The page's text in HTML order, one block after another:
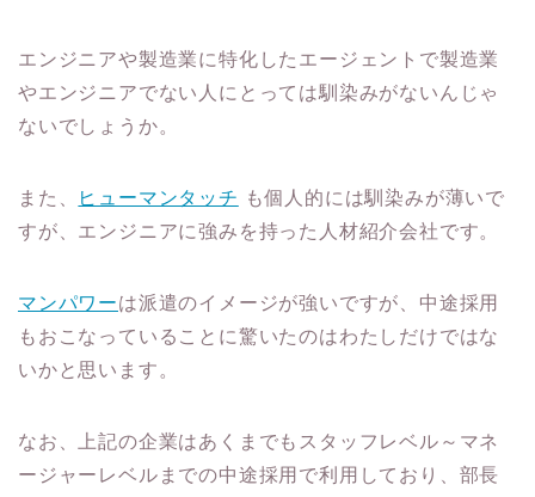
エンジニアや製造業に特化したエージェントで製造業
やエンジニアでない人にとっては馴染みがないんじゃ
ないでしょうか。
また、 ヒューマンタッチ も個人的には馴染みが薄いで
すが、エンジニアに強みを持った人材紹介会社です。
マンパワーは派遣のイメージが強いですが、中途採用
もおこなっていることに驚いたのはわたしだけではな
いかと思います。
なお、上記の企業はあくまでもスタッフレベル～マネ
ージャーレベルまでの中途採用で利用しており、部長